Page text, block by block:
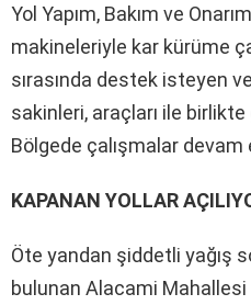
Yol Yapım, Bakım ve
makineleriyle kar kürüme
sırasında destek isteyen
sakinleri, araçları ile
Bölgede çalışmalar devam
KAPANAN YOLLAR
Öte yandan şiddetli yağış
bulunan Alacami Mahallesi